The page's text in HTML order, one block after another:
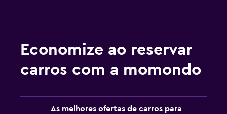
Economize ao reservar
carros com a momondo
As melhores ofertas de carros para